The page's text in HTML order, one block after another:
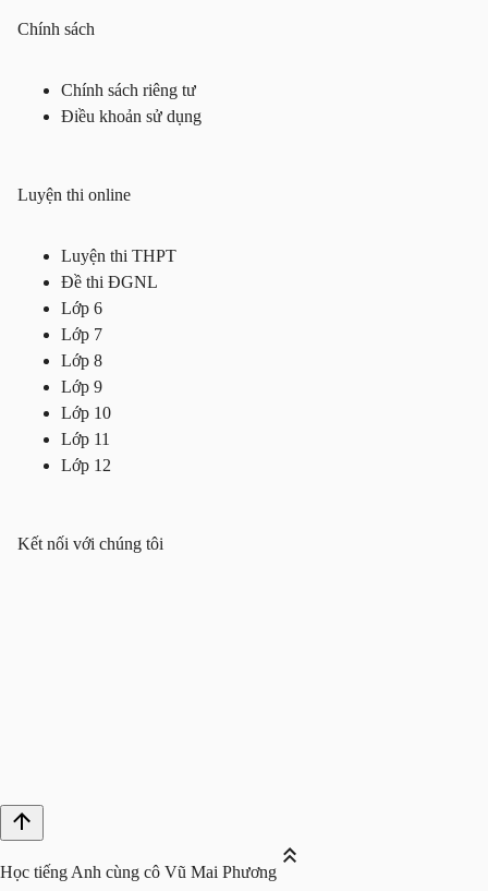
Chính sách
Chính sách riêng tư
Điều khoản sử dụng
Luyện thi online
Luyện thi THPT
Đề thi ĐGNL
Lớp 6
Lớp 7
Lớp 8
Lớp 9
Lớp 10
Lớp 11
Lớp 12
Kết nối với chúng tôi
Học tiếng Anh cùng cô Vũ Mai Phương